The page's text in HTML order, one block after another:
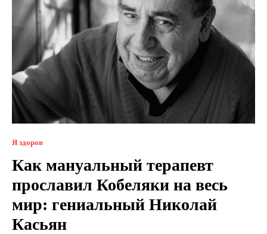
Я здоров
Как мануальный терапевт
прославил Кобеляки на весь
мир: гениальный Николай
Касьян